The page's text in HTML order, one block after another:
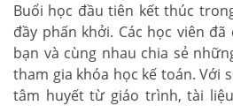
Buổi học đầu tiên kết thúc
đầy phấn khởi. Các học viên
bạn và cùng nhau chia sẻ
tham gia khóa học kế toán. Với
tâm huyết từ giáo trình, tài